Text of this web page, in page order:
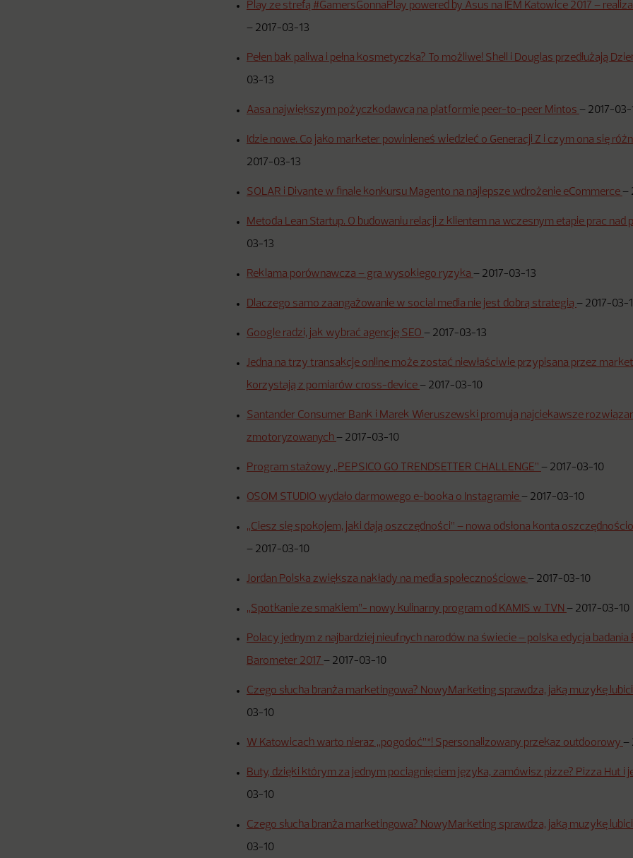
Play ze strefą #GamersGonnaPlay powered by Asus na IEM Katowice 2017 –
– 2017-03-13
Pełen bak paliwa i pełna kosmetyczka? To możliwe! Shell i Douglas przedłużają
03-13
Aasa największym pożyczkodawcą na platformie peer-to-peer Mintos – 2017-03-
Idzie nowe. Co jako marketer powinieneś wiedzieć o Generacji Z i czym ona się
2017-03-13
SOLAR i Divante w finale konkursu Magento na najlepsze wdrożenie eCommerce –
Metoda Lean Startup. O budowaniu relacji z klientem na wczesnym etapie prac nad
03-13
Reklama porównawcza – gra wysokiego ryzyka – 2017-03-13
Dlaczego samo zaangażowanie w social media nie jest dobrą strategią – 2017-03-
Google radzi, jak wybrać agencję SEO – 2017-03-13
Jedna na trzy transakcje online może zostać niewłaściwie przypisana przez
korzystają z pomiarów cross-device – 2017-03-10
Santander Consumer Bank i Marek Wieruszewski promują najciekawsze
zmotoryzowanych – 2017-03-10
Program stażowy „PEPSICO GO TRENDSETTER CHALLENGE” – 2017-03-10
OSOM STUDIO wydało darmowego e-booka o Instagramie – 2017-03-10
„Ciesz się spokojem, jaki dają oszczędności” – nowa odsłona konta
– 2017-03-10
Jordan Polska zwiększa nakłady na media społecznościowe – 2017-03-10
„Spotkanie ze smakiem”- nowy kulinarny program od KAMIS w TVN – 2017-03-10
Polacy jednym z najbardziej nieufnych narodów na świecie – polska edycja badania
Barometer 2017 – 2017-03-10
Czego słucha branża marketingowa? NowyMarketing sprawdza, jaką muzykę
03-10
W Katowicach warto nieraz „pogodoć”*! Spersonalizowany przekaz outdoorowy –
Buty, dzięki którym za jednym pociągnięciem języka, zamówisz pizze? Pizza Hut i
03-10
Czego słucha branża marketingowa? NowyMarketing sprawdza, jaką muzykę
03-10